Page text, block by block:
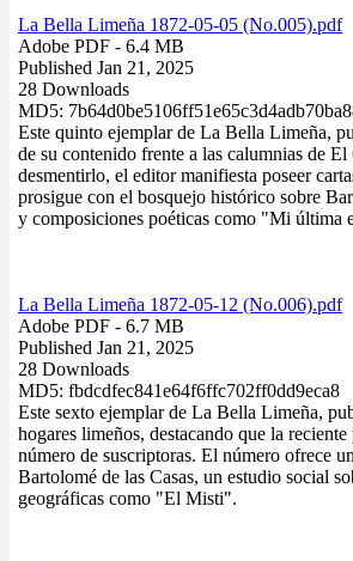
La Bella Limeña 1872-05-05 (No.005).pdf
Adobe PDF - 6.4 MB
Published Jan 21, 2025
28 Downloads
MD5:
Este quinto ejemplar de La Bella Limeña,
de su contenido frente a las calumnias de
desmentirlo, el editor manifiesta poseer
prosigue con el bosquejo histórico sobre
y composiciones poéticas como "Mi última
La Bella Limeña 1872-05-12 (No.006).pdf
Adobe PDF - 6.7 MB
Published Jan 21, 2025
28 Downloads
MD5: fbdcdfec841e64f6ffc702ff0dd9eca8
Este sexto ejemplar de La Bella Limeña,
hogares limeños, destacando que la
número de suscriptoras. El número ofrece
Bartolomé de las Casas, un estudio social
geográficas como "El Misti".